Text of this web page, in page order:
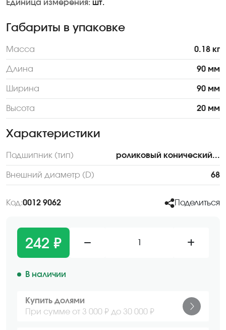
Единица измерения: шт.
Габариты в упаковке
Масса 0.18 кг
Длина 90 мм
Ширина 90 мм
Высота 20 мм
Характеристики
Подшипник (тип) роликовый конический...
Внешний диаметр (D) 68
Код:0012 9062 Поделиться
242 ₽
В наличии
Купить долями
При сумме от 3 000 ₽ до 30 000 ₽